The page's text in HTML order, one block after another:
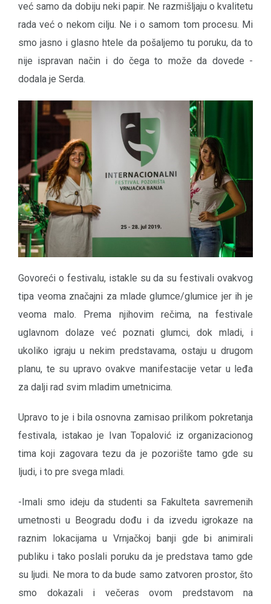
već samo da dobiju neki papir. Ne razmišljaju o kvalitetu
rada već o nekom cilju. Ne i o samom tom procesu. Mi
smo jasno i glasno htele da pošaljemo tu poruku, da to
nije ispravan način i do čega to može da dovede -
dodala je Serda.
Govoreći o festivalu, istakle su da su festivali ovakvog
tipa veoma značajni za mlade glumce/glumice jer ih je
veoma malo. Prema njihovim rečima, na festivale
uglavnom dolaze već poznati glumci, dok mladi, i
ukoliko igraju u nekim predstavama, ostaju u drugom
planu, te su upravo ovakve manifestacije vetar u leđa
za dalji rad svim mladim umetnicima.
Upravo to je i bila osnovna zamisao prilikom pokretanja
festivala, istakao je Ivan Topalović iz organizacionog
tima koji zagovara tezu da je pozorište tamo gde su
ljudi, i to pre svega mladi.
-Imali smo ideju da studenti sa Fakulteta savremenih
umetnosti u Beogradu dođu i da izvedu igrokaze na
raznim lokacijama u Vrnjačkoj banji gde bi animirali
publiku i tako poslali poruku da je predstava tamo gde
su ljudi. Ne mora to da bude samo zatvoren prostor, što
smo dokazali i večeras ovom predstavom na